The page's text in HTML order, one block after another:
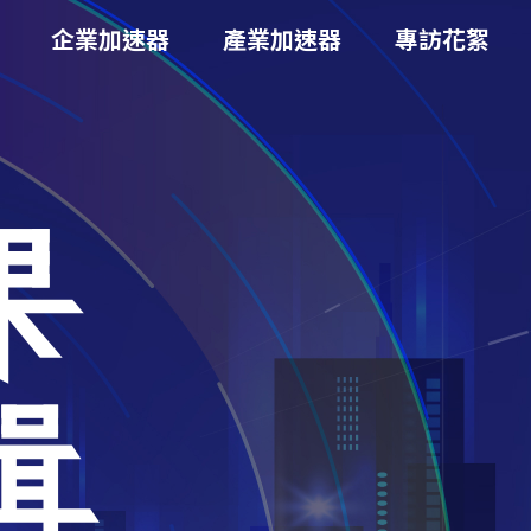
企業加速器 產業加速器 專訪花絮